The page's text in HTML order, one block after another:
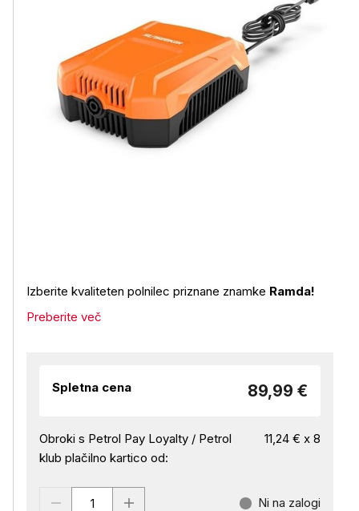
Izberite kvaliteten polnilec priznane znamke Ramda!
Preberite več
Spletna cena 89,99 €
Obroki s Petrol Pay Loyalty / Petrol
klub plačilno kartico od:
11,24 € x 8
Ni na zalogi